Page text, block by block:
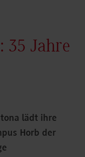
35 Jahre
lädt ihre
Horb der